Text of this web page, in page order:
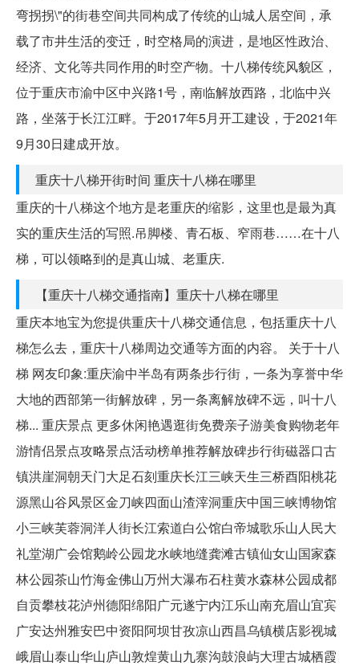
弯拐拐\"的街巷空间共同构成了传统的山城人居空间，承
载了市井生活的变迁，时空格局的演进，是地区性政治、
经济、文化等共同作用的时空产物。十八梯传统风貌区，
位于重庆市渝中区中兴路1号，南临解放西路，北临中兴
路，坐落于长江江畔。于2017年5月开工建设，于2021年
9月30日建成开放。
重庆十八梯开街时间 重庆十八梯在哪里
重庆的十八梯这个地方是老重庆的缩影，这里也是最为真
实的重庆生活的写照.吊脚楼、青石板、窄雨巷……在十八
梯，可以领略到的是真山城、老重庆.
【重庆十八梯交通指南】重庆十八梯在哪里
重庆本地宝为您提供重庆十八梯交通信息，包括重庆十八
梯怎么去，重庆十八梯周边交通等方面的内容。 关于十八
梯 网友印象:重庆渝中半岛有两条步行街，一条为享誉中华
大地的西部第一街解放碑，另一条离解放碑不远，叫十八
梯... 重庆景点 更多休闲艳遇逛街免费亲子游美食购物老年
游情侣景点攻略景点活动榜单推荐解放碑步行街磁器口古
镇洪崖洞朝天门大足石刻重庆长江三峡天生三桥酉阳桃花
源黑山谷风景区金刀峡四面山渣滓洞重庆中国三峡博物馆
小三峡芙蓉洞洋人街长江索道白公馆白帝城歌乐山人民大
礼堂湖广会馆鹅岭公园龙水峡地缝龚滩古镇仙女山国家森
林公园茶山竹海金佛山万州大瀑布石柱黄水森林公园成都
自贡攀枝花泸州德阳绵阳广元遂宁内江乐山南充眉山宜宾
广安达州雅安巴中资阳阿坝甘孜凉山西昌乌镇横店影视城
峨眉山泰山华山庐山敦煌黄山九寨沟鼓浪屿大理古城栖霞